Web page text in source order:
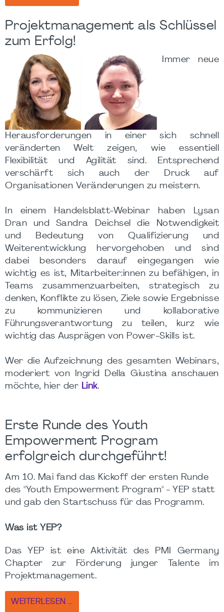
Projektmanagement als Schlüssel
zum Erfolg!
Immer neue
Herausforderungen in einer sich schnell
veränderten Welt zeigen, wie essentiell
Flexibilität und Agilität sind. Entsprechend
verschärft sich auch der Druck auf
Organisationen Veränderungen zu meistern.
In einem Handelsblatt-Webinar haben Lysan
Dran und Sandra Deichsel die Notwendigkeit
und Bedeutung von Qualifizierung und
Weiterentwicklung hervorgehoben und sind
dabei besonders darauf eingegangen wie
wichtig es ist, Mitarbeiter:innen zu befähigen, in
Teams zusammenzuarbeiten, strategisch zu
denken, Konflikte zu lösen, Ziele sowie Ergebnisse
zu kommunizieren und kollaborative
Führungsverantwortung zu teilen, kurz wie
wichtig das Ausprägen von Power-Skills ist.
Wer die Aufzeichnung des gesamten Webinars,
moderiert von Ingrid Della Giustina anschauen
möchte, hier der Link.
Erste Runde des Youth
Empowerment Program
erfolgreich durchgeführt!
Am 10. Mai fand das Kickoff der ersten Runde
des "Youth Empowerment Program" - YEP statt
und gab den Startschuss für das Programm.
Was ist YEP?
Das YEP ist eine Aktivität des PMI Germany
Chapter zur Förderung junger Talente im
Projektmanagement.
WEITERLESEN …